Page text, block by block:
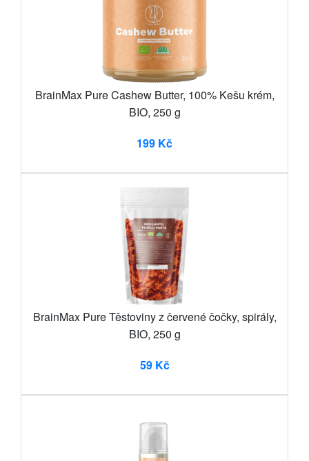
BrainMax Pure Cashew Butter, 100% Kešu krém,
BIO, 250 g
199 Kč
BrainMax Pure Těstoviny z červené čočky, spirály,
BIO, 250 g
59 Kč